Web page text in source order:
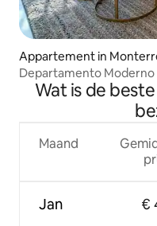
Appartement in
Departamento Moderno
Wat is de
Maand
Jan €